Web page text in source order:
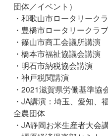
団体／イベント）
・和歌山市ロータリーク
・豊橋市ロータリークラ
・篠山市商工会議所講演
・橋本市福祉協議会講演
・明石市納税協会講演
・神戸税関講演
・2021滋賀県労働基準協
・JA講演：埼玉、愛知、
全農団体
・JA静岡お米生産者大会